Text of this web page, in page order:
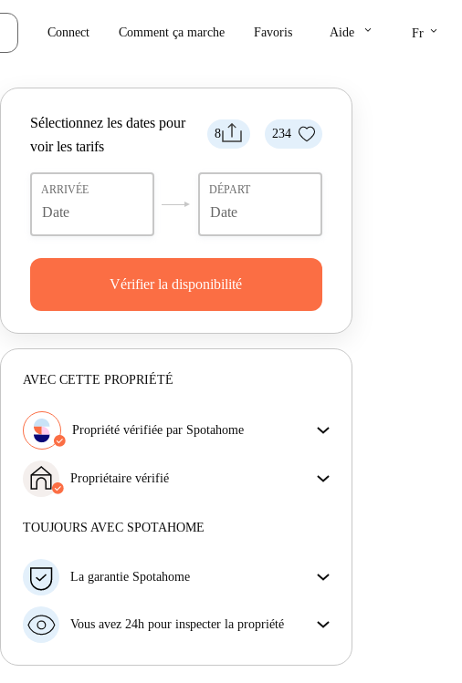
Connect Comment ça marche Favoris Aide keyboard_arrow_down Fr keyboard_arrow_down
8 234
Sélectionnez les dates pour
voir les tarifs
ARRIVÉE DÉPART
Vérifier la disponibilité
AVEC CETTE PROPRIÉTÉ
Propriété vérifiée par Spotahome
obtiens exactement ce que tu vois dans l'annonce.
En savoir plus sur la vérification
Propriétaire vérifié
Plus d'informations sur ce propriétaire
TOUJOURS AVEC SPOTAHOME
La garantie Spotahome
préavis, nous allons soit (A) vous payer une chambre
soit (B) vous rembourser en totalité.
Vous avez 24h pour inspecter la propriété